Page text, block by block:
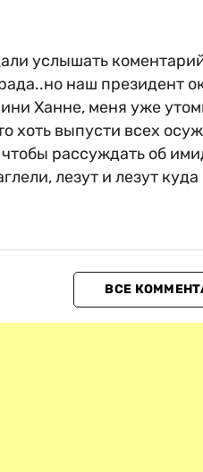
услышать
наш президент
Ханне, меня уже
хоть выпусти всех
чтобы рассуждать об
лезут и лезут
ВСЕ